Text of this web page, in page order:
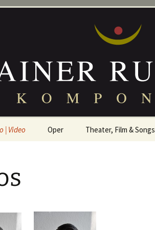
| Video Oper Theater, Film & Songs